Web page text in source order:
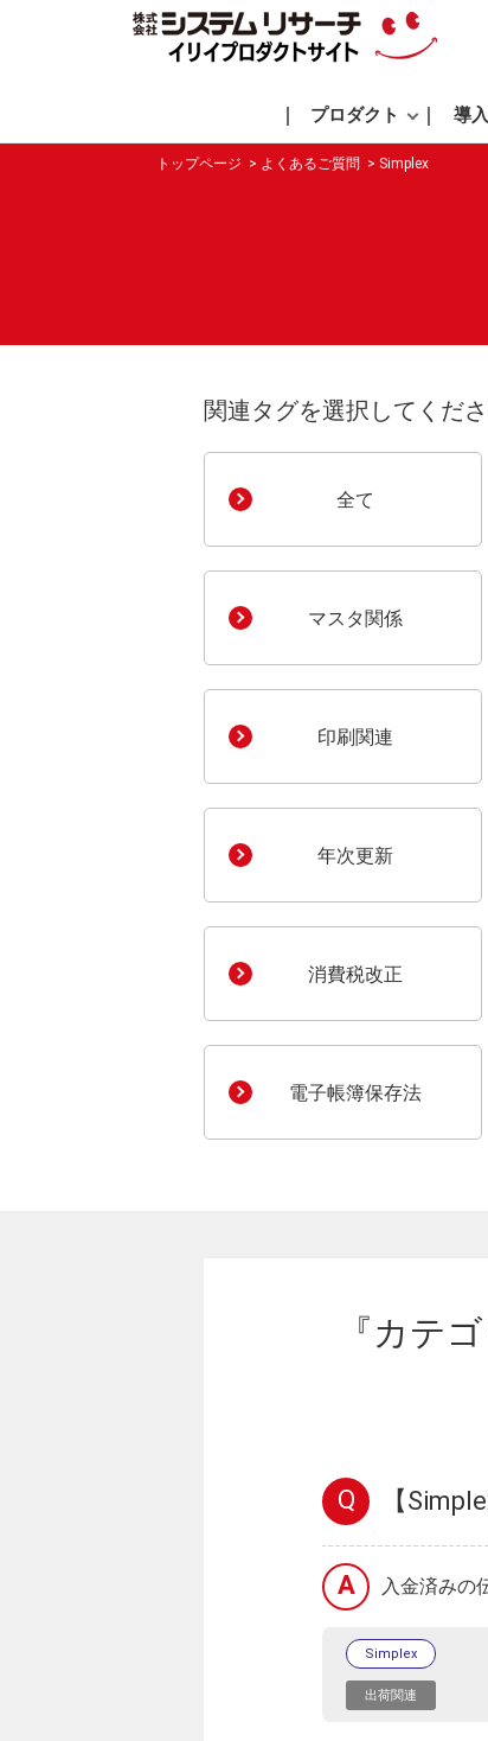
プロダクト 導
トップページ よくあるご質問 Simplex
関連タグを選択してくださ
全て
マスタ関係
印刷関連
年次更新
消費税改正
電子帳簿保存法
『カテ
Q 【
A 入金済みの
Simplex
出荷関連